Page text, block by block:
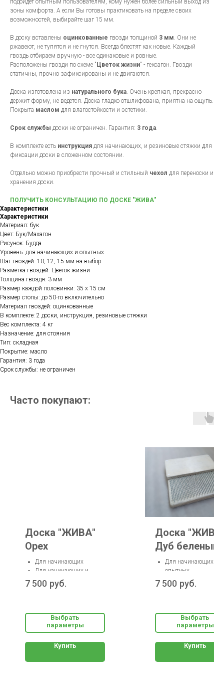
подойдёт опытным пользователям, кому нужен более сильный выход из
зоны комфорта. А если Вы готовы практиковать на пределе своих
возможностей, выбирайте шаг 15 мм.
В доску вставлены оцинкованные гвозди толщиной 3 мм. Они не
ржавеют, не тупятся и не гнутся. Всегда блестят как новые. Каждый
гвоздь отбираем вручную - все одинаковые и ровные.
Расположены гвозди по схеме " Цветок жизни" - гексагон. Гвозди
статичны, прочно зафиксированы и не двигаются.
Доска изготовлена из натурального бука. Очень крепкая, прекрасно
держит форму, не ведется. Доска гладко отшлифована, приятна на ощупь.
Покрыта маслом для влагостойкости и эстетики.
Срок службы доски не ограничен. Гарантия: 3 года.
В комплекте есть инструкция для начинающих, и резиновые стяжки для
фиксации доски в сложенном состоянии.
Отдельно можно приобрести прочный и стильный чехол для переноски и
хранения доски.
ПОЛУЧИТЬ КОНСУЛЬТАЦИЮ ПО ДОСКЕ "ЖИВА"
Характеристики
Характеристики
Материал: бук
Цвет: Бук/Махагон
Рисунок: Будда
Уровень: для начинающих и опытных
Шаг гвоздей: 10, 12, 15 мм на выбор
Разметка гвоздей: Цветок жизни
Толщина гвоздя: 3 мм
Размер каждой половинки: 35 х 15 см
Размер стопы: до 50-го включительно
Материал гвоздей: оцинкованные
В комплекте: 2 доски, инструкция, резиновые стяжки
Вес комплекта: 4 кг
Назначение: для стояния
Тип: складная
Покрытие: масло
Гарантия: 3 года
Срок службы: не ограничен
Часто покупают:
Доска "ЖИВА"
Орех
Для начинающих
Для начинающих и
опытных
Шаг гвоздей: 10, 12, 15
дерево
7 500 руб.
Выбрать
параметры
Купить
Доска
Дуб беленый
Для начинающих и
опытных
Шаг гвоздей: 10, 12,
мм
дерево
7 500 руб.
Выбрать
параметры
Купить